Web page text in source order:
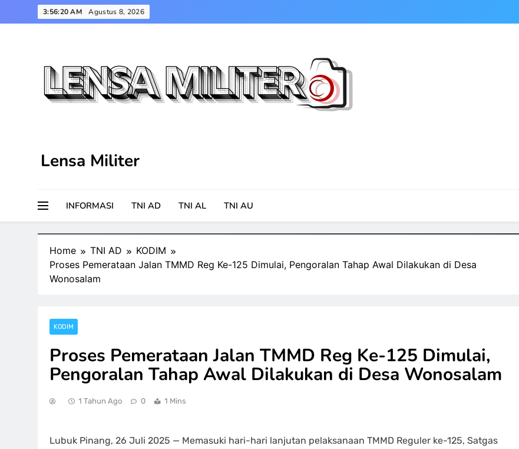
to
3:56:21 AM Agustus 8, 2026
Lensa Militer
INFORMASI TNI AD TNI AL TNI AU
Home TNI AD
KODIM
Proses Pemerataan Jalan TMMD Reg Ke-125 Dimulai, Pengoralan Tahap Awal Dilakukan di Desa
Wonosalam
KODIM
Proses Pemerataan Jalan TMMD Reg Ke-125 Dimulai,
Pengoralan Tahap Awal Dilakukan di Desa Wonosalam
1 Tahun Ago 0 1 Mins
Lubuk Pinang, 26 Juli 2025 — Memasuki hari-hari lanjutan pelaksanaan TMMD Reguler ke-125, Satgas